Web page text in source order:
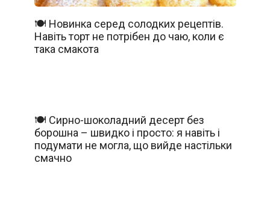
🍽️ Новинка серед солодких рецептів.
Навіть торт не потрібен до чаю, коли є
така смакота
🍽️ Сирно-шоколадний десерт без
борошна – швидко і просто: я навіть і
подумати не могла, що вийде настільки
смачно